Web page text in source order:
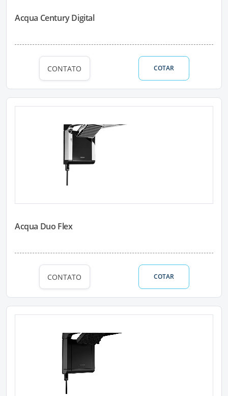
Acqua Century Digital
CONTATO COTAR
Acqua Duo Flex
CONTATO COTAR